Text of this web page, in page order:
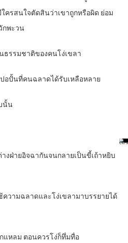
ใครสนใจตัดสินว่าเขาถูกหรือผิด ย่อม
กพะวน
รรมชาติของคนโง่เขลา
อปั้นที่คนฉลาดได้รับเหลือหลาย
นั้น
งฝ่ายอิจฉากันจนกลายเป็นขี้เถ้าหยิบ
ความฉลาดและโง่เขลามาบรรยายได้
แหลม ตอนควรโง่ก็ทึ่มทื่อ